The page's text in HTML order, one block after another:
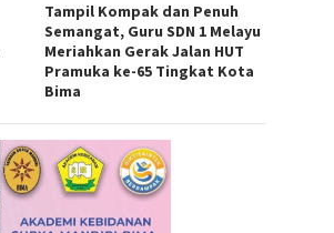
Tampil Kompak dan Penuh
Semangat, Guru SDN 1 Melayu
Meriahkan Gerak Jalan HUT
Pramuka ke-65 Tingkat Kota
Bima